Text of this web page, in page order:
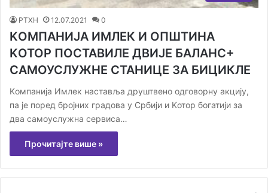
РТХН 12.07.2021 0
KОМПАНИЈА ИМЛЕК И ОПШТИНА
KОТОР ПОСТАВИЛЕ ДВИЈЕ БАЛАНС+
САМОУСЛУЖНЕ СТАНИЦЕ ЗА БИЦИКЛЕ
Kомпанија Имлек наставља друштвено одговорну акцију,
па је поред бројних градова у Србији и Kотор богатији за
два самоуслужна сервиса…
Прочитајте више »